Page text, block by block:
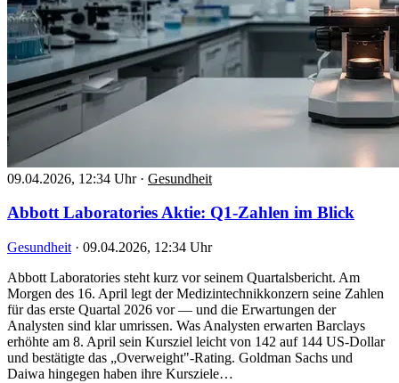
09.04.2026, 12:34 Uhr · Gesundheit
Abbott Laboratories Aktie: Q1-Zahlen im Blick
Gesundheit · 09.04.2026, 12:34 Uhr
Abbott Laboratories steht kurz vor seinem Quartalsbericht. Am
Morgen des 16. April legt der Medizintechnikkonzern seine Zahlen
für das erste Quartal 2026 vor — und die Erwartungen der
Analysten sind klar umrissen. Was Analysten erwarten Barclays
erhöhte am 8. April sein Kursziel leicht von 142 auf 144 US-Dollar
und bestätigte das „Overweight"-Rating. Goldman Sachs und
Daiwa hingegen haben ihre Kursziele…